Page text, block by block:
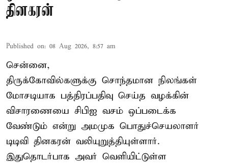
தினகரன்
Published on: 08 Aug 2026, 8:57 am
சென்னை,
திருக்கோவில்களுக்கு சொந்தமான நிலங்கள்
மோசடியாக பத்திரப்பதிவு செய்த வழக்கின்
விசாரணையை சிபிஐ வசம் ஒப்படைக்க
வேண்டும் என்று அமமுக பொதுச்செயலாளர்
டிடிவி தினகரன் வலியுறுத்தியுள்ளார்.
இதுதொடர்பாக அவர் வெளியிட்டுள்ள